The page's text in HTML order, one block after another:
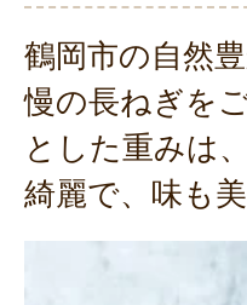
鶴岡市の自然
慢の長ねぎを
とした重みは
綺麗で、味も